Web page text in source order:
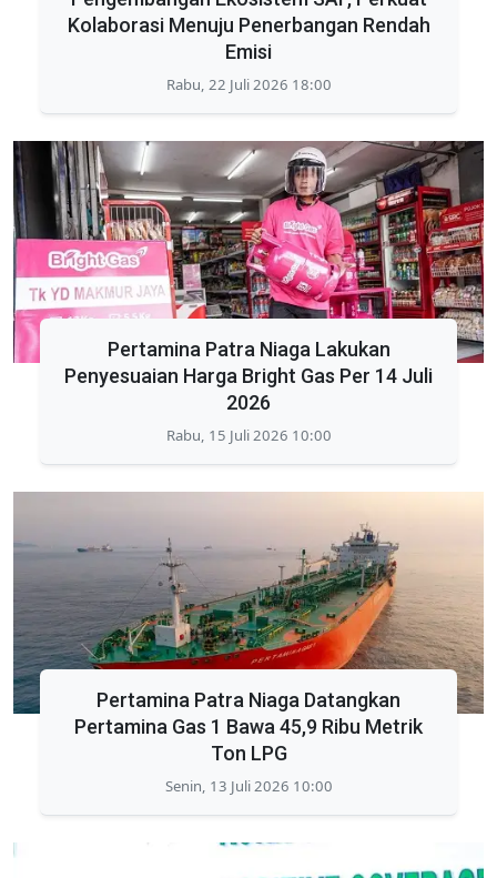
Kolaborasi Menuju Penerbangan Rendah
Emisi
Rabu, 22 Juli 2026 18:00
Pertamina Patra Niaga Lakukan
Penyesuaian Harga Bright Gas Per 14 Juli
2026
Rabu, 15 Juli 2026 10:00
Pertamina Patra Niaga Datangkan
Pertamina Gas 1 Bawa 45,9 Ribu Metrik
Ton LPG
Senin, 13 Juli 2026 10:00